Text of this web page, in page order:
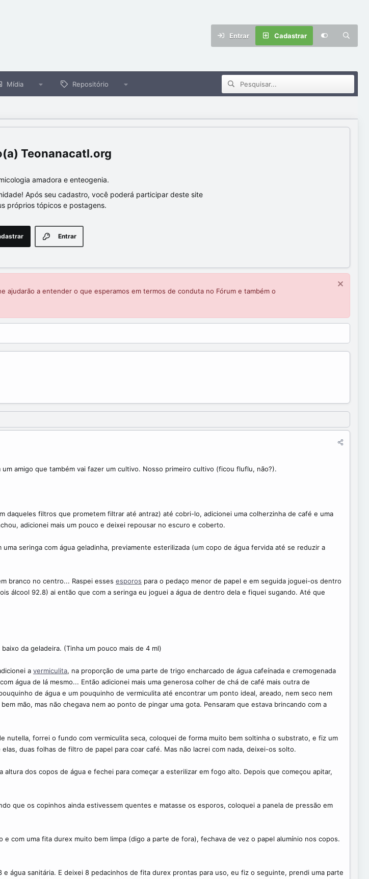
Entrar Cadastrar
Mídia Repositório
Teonanacatl.org
amadora e enteogenia.
Após seu cadastro, você poderá participar deste site
próprios tópicos e postagens.
Entrar
ajudarão a entender o que esperamos em termos de conduta no Fórum e também o
amigo que também vai fazer um cultivo. Nosso primeiro cultivo (ficou fluflu, não?).
daqueles filtros que prometem filtrar até antraz) até cobri-lo, adicionei uma colherzinha de café e uma
adicionei mais um pouco e deixei repousar no escuro e coberto.
seringa com água geladinha, previamente esterilizada (um copo de água fervida até se reduzir a
branco no centro... Raspei esses esporos para o pedaço menor de papel e em seguida joguei-os dentro
álcool 92.8) ai então que com a seringa eu joguei a água de dentro dela e fiquei sugando. Até que
da geladeira. (Tinha um pouco mais de 4 ml)
a vermiculita, na proporção de uma parte de trigo encharcado de água cafeínada e cremogenada
água de lá mesmo... Então adicionei mais uma generosa colher de chá de café mais outra de
de água e um pouquinho de vermiculita até encontrar um ponto ideal, areado, nem seco nem
mão, mas não chegava nem ao ponto de pingar uma gota. Pensaram que estava brincando com a
nutella, forrei o fundo com vermiculita seca, coloquei de forma muito bem soltinha o substrato, e fiz um
duas folhas de filtro de papel para coar café. Mas não lacrei com nada, deixei-os solto.
dos copos de água e fechei para começar a esterilizar em fogo alto. Depois que começou apitar,
que os copinhos ainda estivessem quentes e matasse os esporos, coloquei a panela de pressão em
com uma fita durex muito bem limpa (digo a parte de fora), fechava de vez o papel alumínio nos copos.
água sanitária. E deixei 8 pedacinhos de fita durex prontas para uso, eu fiz o seguinte, prendi uma parte